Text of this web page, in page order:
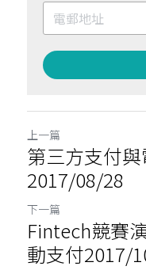
上一篇
第三方支付
2017/08/28
下一篇
Fintech競賽
動支付2017/